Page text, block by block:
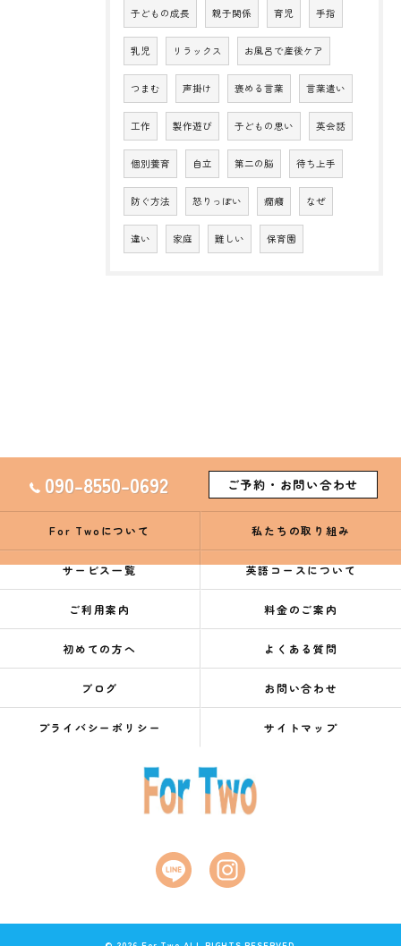
子どもの成長 親子関係 育児 手指
乳児 リラックス お風呂で産後ケア
つまむ 声掛け 褒める言葉 言葉遣い
工作 製作遊び 子どもの思い 英会話
個別養育 自立 第二の脳 待ち上手
防ぐ方法 怒りっぽい 癇癪 なぜ
違い 家庭 難しい 保育園
090-8550-0692 ご予約・お問い合わせ
For Twoについて 私たちの取り組み
サービス一覧 英語コースについて
ご利用案内 料金のご案内
初めての方へ よくある質問
ブログ お問い合わせ
プライバシーポリシー サイトマップ